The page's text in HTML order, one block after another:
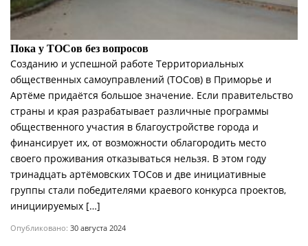
Пока у ТОСов без вопросов
Созданию и успешной работе Территориальных
общественных самоуправлений (ТОСов) в Приморье и
Артёме придаётся большое значение. Если правительство
страны и края разрабатывает различные программы
общественного участия в благоустройстве города и
финансирует их, от возможности облагородить место
своего проживания отказываться нельзя. В этом году
тринадцать артёмовских ТОСов и две инициативные
группы стали победителями краевого конкурса проектов,
инициируемых […]
Опубликовано: 30 августа 2024